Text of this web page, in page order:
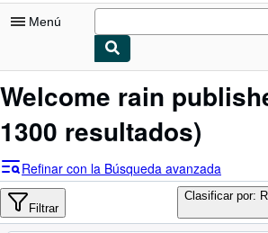
Menú
Mi cuenta
Búsqueda avanzada
Colecciones
Welcome rain
1300 resultados)
Refinar con la Búsqueda avanzada
Filtrar
Clasificar por: